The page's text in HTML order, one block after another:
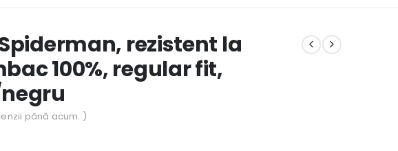
rezistent la
100%, regular fit,
până acum. )